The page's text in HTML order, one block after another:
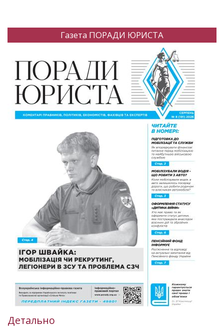
Газета ПОРАДИ ЮРИСТА
Детально